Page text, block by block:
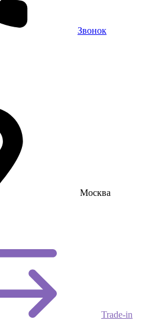
Звонок
Москва
Trade-in